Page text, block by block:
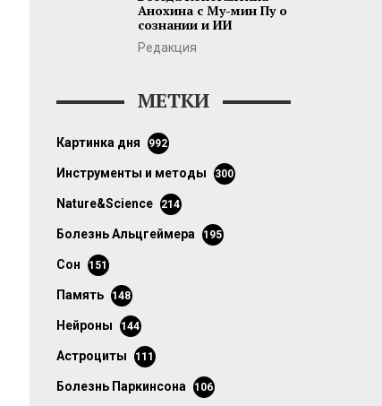
Анохина с Му-мин Пу о
сознании и ИИ
Редакция
МЕТКИ
картинка дня 992
инструменты и методы 300
Nature&Science 214
болезнь Альцгеймера 195
сон 151
память 148
нейроны 144
астроциты 111
болезнь Паркинсона 106